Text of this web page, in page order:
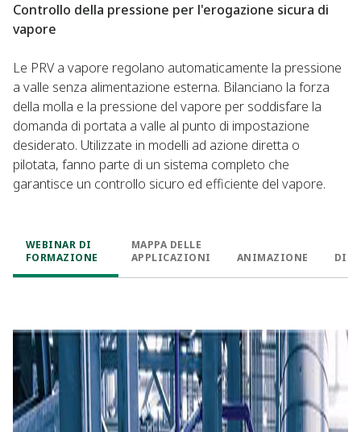
Controllo della pressione per l'erogazione sicura di
vapore
Le PRV a vapore regolano automaticamente la pressione
a valle senza alimentazione esterna. Bilanciano la forza
della molla e la pressione del vapore per soddisfare la
domanda di portata a valle al punto di impostazione
desiderato. Utilizzate in modelli ad azione diretta o
pilotata, fanno parte di un sistema completo che
garantisce un controllo sicuro ed efficiente del vapore.
WEBINAR DI
FORMAZIONE
MAPPA DELLE
APPLICAZIONI
ANIMAZIONE